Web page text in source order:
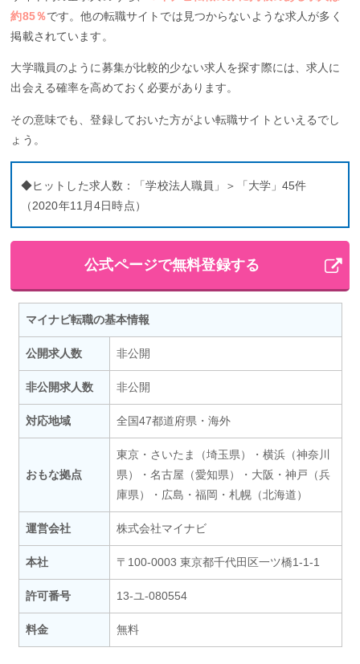
約85％です。他の転職サイトでは見つからないような求人が多く
掲載されています。
大学職員のように募集が比較的少ない求人を探す際には、求人に
出会える確率を高めておく必要があります。
その意味でも、登録しておいた方がよい転職サイトといえるでし
ょう。
◆ヒットした求人数：「学校法人職員」＞「大学」45件
（2020年11月4日時点）
公式ページで無料登録する
マイナビ転職の基本情報
公開求人数 非公開
非公開求人数 非公開
対応地域 全国47都道府県・海外
おもな拠点
東京・さいたま（埼玉県）・横浜（神奈川
県）・名古屋（愛知県）・大阪・神戸（兵
庫県）・広島・福岡・札幌（北海道）
運営会社 株式会社マイナビ
本社 〒100-0003 東京都千代田区一ツ橋1-1-1
許可番号 13-ユ-080554
料金 無料